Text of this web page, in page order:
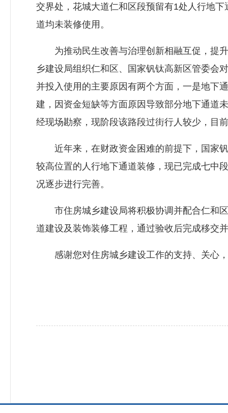
交界处，花城大道仁和区段预留有1处人行地
道均未装修使用。
为推动民生改善与治理创新相融互促，提升
乡建设局组织仁和区、国家钒钛高新区管委会
并投入使用的主要原因有两个方面，一是地下
建，因资金短缺等方面原因导致部分地下通道
经现场勘察，现阶段该路段过街行人较少，目
近年来，在财政资金困难的前提下，国家钒
较高位置的人行地下通道装修，现已完成七中
况逐步进行完善。
市住房城乡建设局将积极协调并配合仁和区
道建设及装饰装修工程，通过验收后完成移交
感谢您对住房城乡建设工作的支持、关心，